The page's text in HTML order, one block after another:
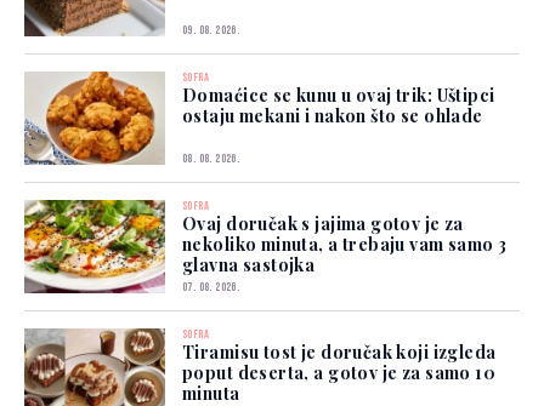
09. 08. 2026.
SOFRA
Domaćice se kunu u ovaj trik: Uštipci
ostaju mekani i nakon što se ohlade
08. 08. 2026.
SOFRA
Ovaj doručak s jajima gotov je za
nekoliko minuta, a trebaju vam samo 3
glavna sastojka
07. 08. 2026.
SOFRA
Tiramisu tost je doručak koji izgleda
poput deserta, a gotov je za samo 10
minuta